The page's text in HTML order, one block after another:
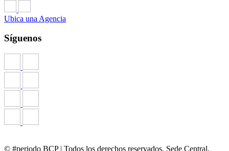
Ubica una Agencia
Síguenos
© #periodo BCP | Todos los derechos reservados. Sede Central,